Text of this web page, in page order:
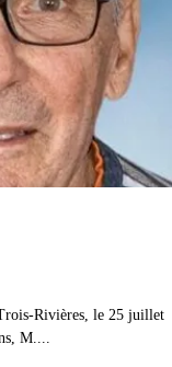
Rivières, le 25 juillet
M....